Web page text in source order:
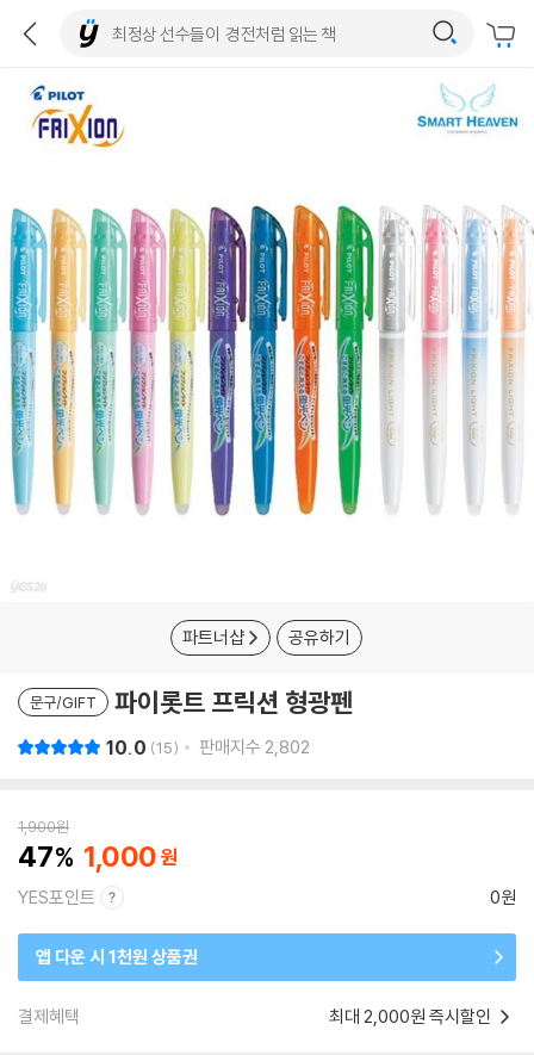
파트너샵 공유하기
문구/GIFT 파이롯트 프릭션 형광펜
10.0 15 판매지수 2,802
1,900원
47 1,000
YES포인트 0원
앱 다운 시 1천원 상품권
결제혜택 최대 2,000원 즉시할인